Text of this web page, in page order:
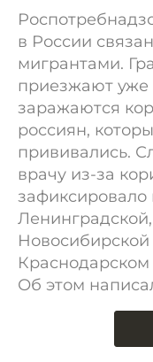
в России
мигрантами.
приезжают
заражаются
россиян,
прививались.
врачу из-за
зафиксировало
Новосибирской
Краснодарском
Об этом